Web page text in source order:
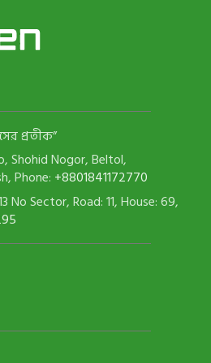
প্রতীক”
Shohid Nogor, Beltol,
Phone: +8801841172770
No Sector, Road: 11, House: 69,